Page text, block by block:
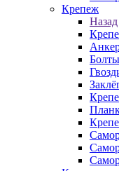
Крепеж
Назад